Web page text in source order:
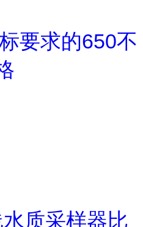
要求的650不
质采样器比